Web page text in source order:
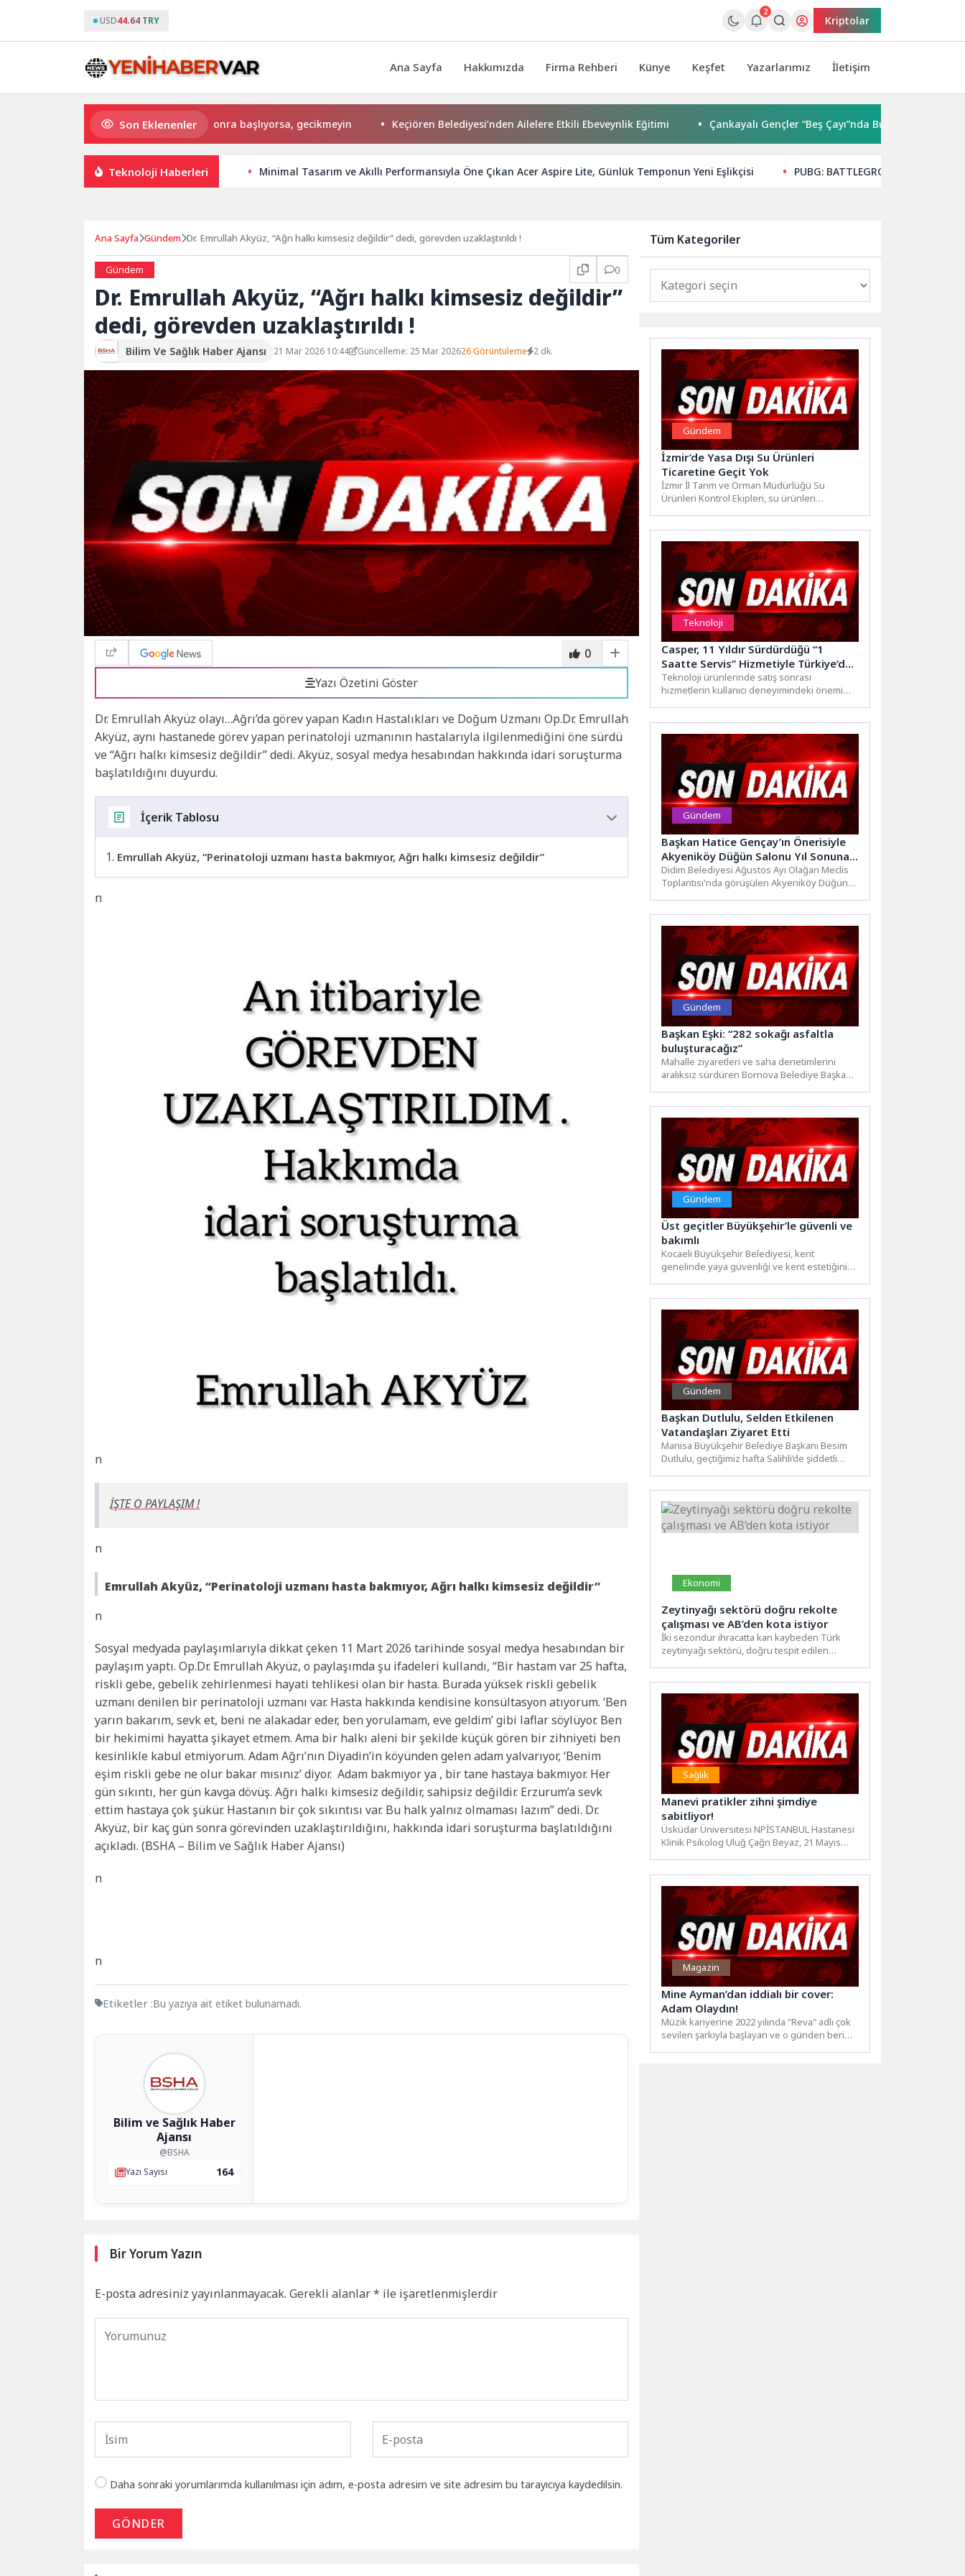
USD44.64 TRY
2
Kriptolar
Ana Sayfa Hakkımızda Firma Rehberi Künye Keşfet Yazarlarımız İletişim
Son Eklenenler
Özellikle yağlı yemeklerden sonra başlıyorsa, gecikmeyin Keçiören Belediyesi’nden Ailelere Etkili Ebeveynlik Eğitimi Çankayalı Gençler “Beş Çayı”nda Buluşuyor
Teknoloji Haberleri Minimal Tasarım ve Akıllı Performansıyla Öne Çıkan Acer Aspire Lite, Günlük Temponun Yeni Eşlikçisi PUBG: BATTLEGROUNDS, 1 Nisan
Ana Sayfa Gündem Dr. Emrullah Akyüz, “Ağrı halkı kimsesiz değildir” dedi, görevden uzaklaştırıldı !
Gündem 0
Dr. Emrullah Akyüz, “Ağrı halkı kimsesiz değildir”
dedi, görevden uzaklaştırıldı !
Bilim Ve Sağlık Haber Ajansı 21 Mar 2026 10:44 Güncelleme: 25 Mar 202626 Görüntüleme 2 dk.
0
Yazı Özetini Göster
Dr. Emrullah Akyüz olayı…Ağrı’da görev yapan Kadın Hastalıkları ve Doğum Uzmanı Op.Dr. Emrullah
Akyüz, aynı hastanede görev yapan perinatoloji uzmanının hastalarıyla ilgilenmediğini öne sürdü
ve “Ağrı halkı kimsesiz değildir” dedi. Akyüz, sosyal medya hesabından hakkında idari soruşturma
başlatıldığını duyurdu.
İçerik Tablosu
Emrullah Akyüz, “Perinatoloji uzmanı hasta bakmıyor, Ağrı halkı kimsesiz değildir”
n
n
İŞTE O PAYLAŞIM !
n
Emrullah Akyüz, “Perinatoloji uzmanı hasta bakmıyor, Ağrı halkı kimsesiz değildir”
n
Sosyal medyada paylaşımlarıyla dikkat çeken 11 Mart 2026 tarihinde sosyal medya hesabından bir
paylaşım yaptı. Op.Dr. Emrullah Akyüz, o paylaşımda şu ifadeleri kullandı, “Bir hastam var 25 hafta,
riskli gebe, gebelik zehirlenmesi hayati tehlikesi olan bir hasta. Burada yüksek riskli gebelik
uzmanı denilen bir perinatoloji uzmanı var. Hasta hakkında kendisine konsültasyon atıyorum. ‘Ben
yarın bakarım, sevk et, beni ne alakadar eder, ben yorulamam, eve geldim’ gibi laflar söylüyor. Ben
bir hekimimi hayatta şikayet etmem. Ama bir halkı aleni bir şekilde küçük gören bir zihniyeti ben
kesinlikle kabul etmiyorum. Adam Ağrı’nın Diyadin’in köyünden gelen adam yalvarıyor, ‘Benim
eşim riskli gebe ne olur bakar mısınız’ diyor. Adam bakmıyor ya , bir tane hastaya bakmıyor. Her
gün sıkıntı, her gün kavga dövüş. Ağrı halkı kimsesiz değildir, sahipsiz değildir. Erzurum’a sevk
ettim hastaya çok şükür. Hastanın bir çok sıkıntısı var. Bu halk yalnız olmaması lazım” dedi. Dr.
Akyüz, bir kaç gün sonra görevinden uzaklaştırıldığını, hakkında idari soruşturma başlatıldığını
açıkladı. (BSHA – Bilim ve Sağlık Haber Ajansı)
n
n
Etiketler :Bu yazıya ait etiket bulunamadı.
Bilim ve Sağlık Haber
Ajansı
@BSHA
Yazı Sayısı
164
Bir Yorum Yazın
E-posta adresiniz yayınlanmayacak. Gerekli alanlar* ile işaretlenmişlerdir
Daha sonraki yorumlarımda kullanılması için adım, e-posta adresim ve site adresim bu tarayıcıya kaydedilsin.
GÖNDER
Tüm Kategoriler
Gündem
İzmir’de Yasa Dışı Su Ürünleri
Ticaretine Geçit Yok
İzmir İl Tarım ve Orman Müdürlüğü Su
Ürünleri Kontrol Ekipleri, su ürünleri
Teknoloji
Casper, 11 Yıldır Sürdürdüğü “1
Saatte Servis” Hizmetiyle Türkiye’de
Satış Sonrası Hizmetlerde Fark
Yaratıyor
Teknoloji ürünlerinde satış sonrası
hizmetlerin kullanıcı deneyimindeki önemi
Gündem
Başkan Hatice Gençay’ın Önerisiyle
Akyeniköy Düğün Salonu Yıl Sonuna
Kadar Ücretsiz
Didim Belediyesi Ağustos Ayı Olağan Meclis
Toplantısı'nda görüşülen Akyeniköy Düğün
Gündem
Başkan Eşki: “282 sokağı asfaltla
buluşturacağız”
Mahalle ziyaretleri ve saha denetimlerini
aralıksız sürdüren Bornova Belediye Başkanı
Gündem
Üst geçitler Büyükşehir’le güvenli ve
bakımlı
Kocaeli Büyükşehir Belediyesi, kent
genelinde yaya güvenliği ve kent estetiğini
Gündem
Başkan Dutlulu, Selden Etkilenen
Vatandaşları Ziyaret Etti
Manisa Büyükşehir Belediye Başkanı Besim
Dutlulu, geçtiğimiz hafta Salihli’de şiddetli
Ekonomi
Zeytinyağı sektörü doğru rekolte
çalışması ve AB’den kota istiyor
İki sezondur ihracatta kan kaybeden Türk
zeytinyağı sektörü, doğru tespit edilen
Sağlık
Manevi pratikler zihni şimdiye
sabitliyor!
Üsküdar Üniversitesi NPİSTANBUL Hastanesi
Klinik Psikolog Uluğ Çağrı Beyaz, 21 Mayıs
Magazin
Mine Ayman’dan iddialı bir cover:
Adam Olaydın!
Müzik kariyerine 2022 yılında "Reva" adlı çok
sevilen şarkıyla başlayan ve o günden beri